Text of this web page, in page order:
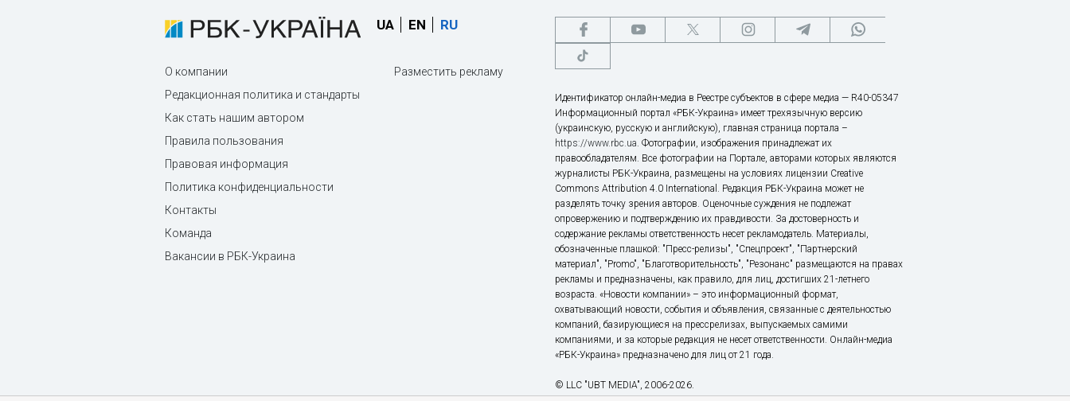
UA EN RU
О компании
Редакционная политика и стандарты
Как стать нашим автором
Правила пользования
Правовая информация
Политика конфиденциальности
Контакты
Команда
Вакансии в РБК-Украина
Разместить рекламу
Идентификатор онлайн-медиа в Реестре субъектов в сфере медиа — R40-05347
Информационный портал «РБК-Украина» имеет трехязычную версию
(украинскую, русскую и английскую), главная страница портала –
https://www.rbc.ua. Фотографии, изображения принадлежат их
правообладателям. Все фотографии на Портале, авторами которых являются
журналисты РБК-Украина, размещены на условиях лицензии Creative
Commons Attribution 4.0 International. Редакция РБК-Украина может не
разделять точку зрения авторов. Оценочные суждения не подлежат
опровержению и подтверждению их правдивости. За достоверность и
содержание рекламы ответственность несет рекламодатель. Материалы,
обозначенные плашкой: "Пресс-релизы", "Спецпроект", "Партнерский
материал", "Promo", "Благотворительность", "Резонанс" размещаются на правах
рекламы и предназначены, как правило, для лиц, достигших 21-летнего
возраста. «Новости компании» – это информационный формат,
охватывающий новости, события и объявления, связанные с деятельностью
компаний, базирующиеся на прессрелизах, выпускаемых самими
компаниями, и за которые редакция не несет ответственности. Онлайн-медиа
«РБК-Украина» предназначено для лиц от 21 года.
© LLC "UBT MEDIA", 2006-2026.